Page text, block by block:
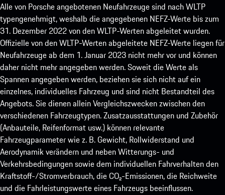
Alle von Porsche angebotenen Neufahrzeuge sind nach WLTP
typengenehmigt, weshalb die angegebenen NEFZ-Werte bis zum
31. Dezember 2022 von den WLTP-Werten abgeleitet wurden.
Offizielle von den WLTP-Werten abgeleitete NEFZ-Werte liegen für
Neufahrzeuge ab dem 1. Januar 2023 nicht mehr vor und können
daher nicht mehr angegeben werden. Soweit die Werte als
Spannen angegeben werden, beziehen sie sich nicht auf ein
einzelnes, individuelles Fahrzeug und sind nicht Bestandteil des
Angebots. Sie dienen allein Vergleichszwecken zwischen den
verschiedenen Fahrzeugtypen. Zusatzausstattungen und Zubehör
(Anbauteile, Reifenformat usw.) können relevante
Fahrzeugparameter wie z. B. Gewicht, Rollwiderstand und
Aerodynamik verändern und neben Witterungs- und
Verkehrsbedingungen sowie dem individuellen Fahrverhalten den
Kraftstoff-/Stromverbrauch, die CO₂-Emissionen, die Reichweite
und die Fahrleistungswerte eines Fahrzeugs beeinflussen.